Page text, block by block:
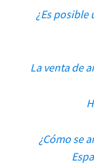
¿Es posible
La venta de
¿Cómo se